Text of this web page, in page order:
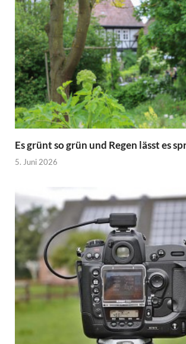
Es grünt so grün und Regen lässt es
5. Juni 2026